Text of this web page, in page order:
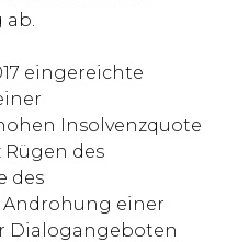
ab.
eingereichte
Insolvenzquote
des
des
Androhung einer
Dialogangeboten